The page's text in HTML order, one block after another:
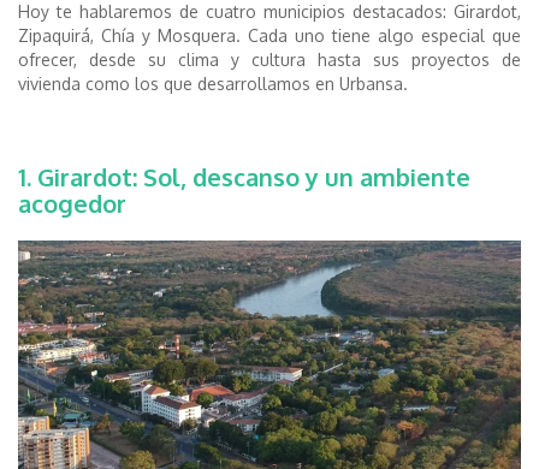
Hoy te hablaremos de cuatro municipios destacados: Girardot,
Zipaquirá, Chía y Mosquera. Cada uno tiene algo especial que
ofrecer, desde su clima y cultura hasta sus proyectos de
vivienda como los que desarrollamos en Urbansa.
1. Girardot: Sol, descanso y un ambiente
acogedor